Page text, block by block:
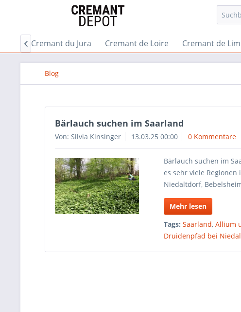
Cremant du Jura Cremant de Loire Cremant de

Blog
Bärlauch suchen im Saarland
Von: Silvia Kinsinger 13.03.25 00:00 0 Kommentare
Bärlauch suchen im
es sehr viele
Niedaltdorf,
Mehr lesen
Tags: Saarland,Allium
Druidenpfad bei